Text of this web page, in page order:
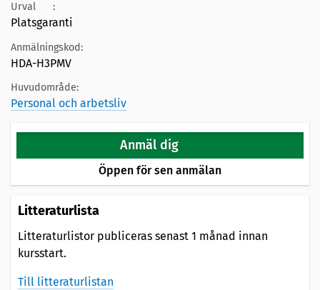
Urval :
Platsgaranti
Anmälningskod:
HDA-H3PMV
Huvudområde:
Personal och arbetsliv
Anmäl dig
Öppen för sen anmälan
Litteraturlista
Litteraturlistor publiceras senast 1 månad innan
kursstart.
Till litteraturlistan